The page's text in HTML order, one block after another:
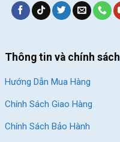
Thông tin và chính sách
Hướng Dẫn Mua Hàng
Chính Sách Giao Hàng
Chính Sách Bảo Hành